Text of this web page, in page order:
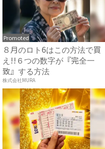
Promoted
８月のロト6はこの方法で買
え!!６つの数字が『完全一
致』する方法
株式会社MURA